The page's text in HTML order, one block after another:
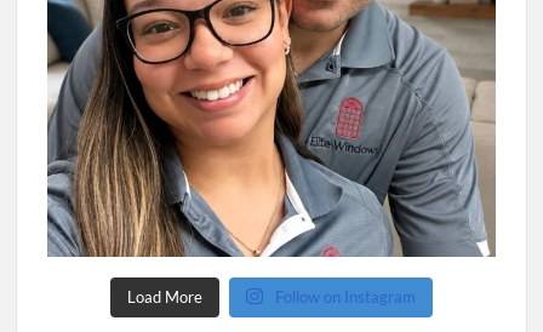
Load More Follow on Instagram